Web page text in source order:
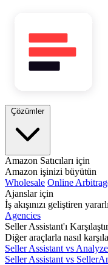
Çözümler
Amazon Satıcıları için
Amazon işinizi büyütün
Wholesale Online
Ajanslar için
İş akışınızı geliştiren
Agencies
Seller Assistant'ı
Diğer araçlarla nasıl
Seller Assistant vs
Seller Assistant vs